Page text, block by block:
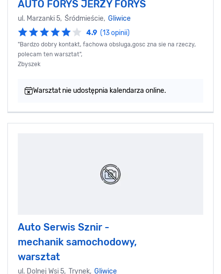
AUTO FORYŚ JERZY FORYŚ
ul. Marzanki 5, Śródmieście, Gliwice
4.9 (13 opinii)
"Bardzo dobry kontakt, fachowa obsluga,gosc zna sie na rzeczy,
polecam ten warsztat",
Zbyszek
Warsztat nie udostępnia kalendarza online.
Auto Serwis Sznir -
mechanik samochodowy,
warsztat
ul. Dolnej Wsi 5, Trynek, Gliwice